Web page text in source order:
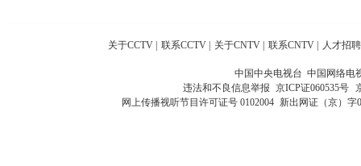
关于CCTV 联系CCTV 关于CNTV 联系CNTV 人才招聘
中国中央电视台 中国网络电
违法和不良信息举报 京ICP证060535号
网上传播视听节目许可证号 0102004 新出网证（京）